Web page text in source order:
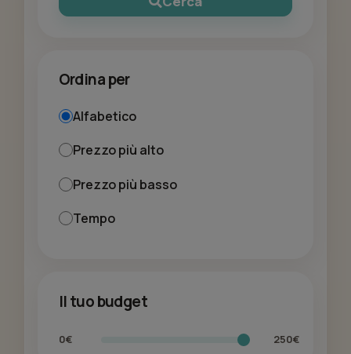
Ordina per
Alfabetico
Prezzo più alto
Prezzo più basso
Tempo
Il tuo budget
0€ 250€